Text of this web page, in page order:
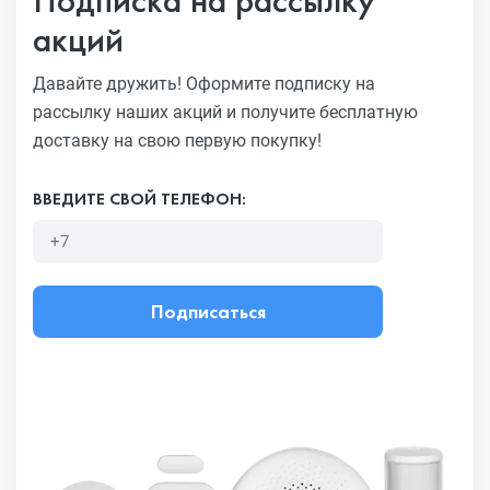
акций
Давайте дружить! Оформите подписку на
рассылку наших акций и получите бесплатную
доставку на свою первую покупку!
ВВЕДИТЕ СВОЙ ТЕЛЕФОН:
Подписаться